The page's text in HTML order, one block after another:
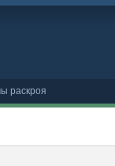
раскроя